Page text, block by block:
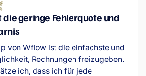
geringe Fehlerquote und
von Wflow ist die einfachste und
Rechnungen freizugeben.
ich, dass ich für jede